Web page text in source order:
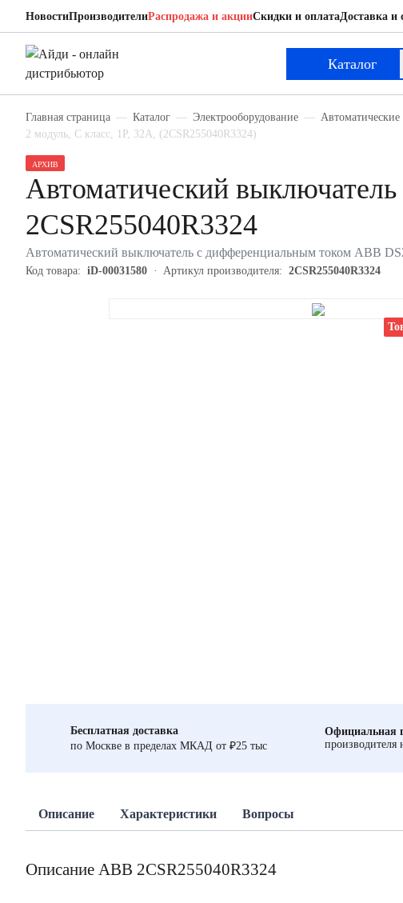
НовостиПроизводителиРаспродажа и акцииСкидки и оплатаДоставка и
Каталог
Главная страница Каталог Электрооборудование
2 модуль, C класс, 1P, 32А, (2CSR255040R3324)
АРХИВ
Автоматический
2CSR255040R3324
Автоматический выключатель с дифференциальным током ABB
Код товара: iD-00031580 Артикул производителя: 2CSR255040R3324
Бесплатная доставка
по Москве в пределах МКАД от ₽25 тыс
Официальная
Описание Характеристики Вопросы
Описание ABB 2CSR255040R3324
ABB 2CSR255040R3324
Автоматический выключатель с дифференциальным